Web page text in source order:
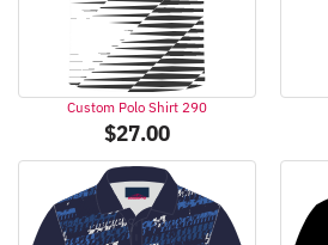
Custom Polo Shirt 290
$27.00